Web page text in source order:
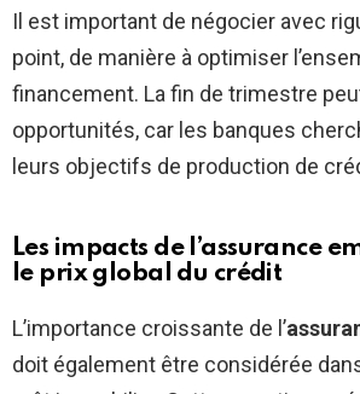
Il est important de négocier avec
point, de manière à optimiser
financement. La fin de trimestre
opportunités, car les banques
leurs objectifs de production de
Les impacts de l’assurance
le prix global du crédit
L’importance croissante de l’
doit également être considérée